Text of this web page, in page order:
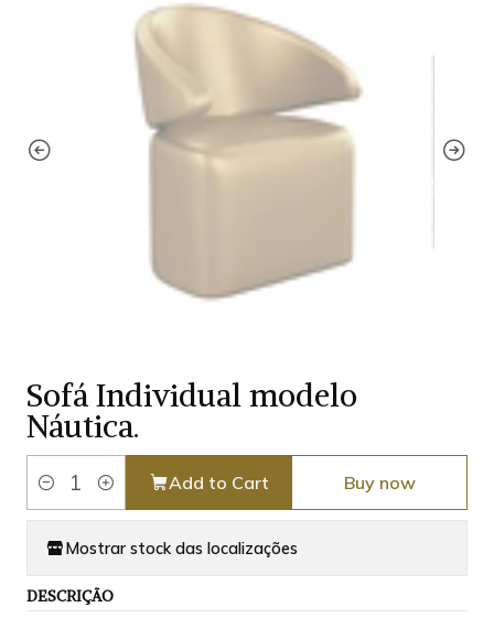
Sofá Individual modelo
Náutica.
Quantity
Add to Cart Buy now
Mostrar stock das localizações
DESCRIÇÃO